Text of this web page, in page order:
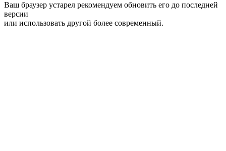
Ваш браузер устарел рекомендуем обновить его до последней
версии
или использовать другой более современный.